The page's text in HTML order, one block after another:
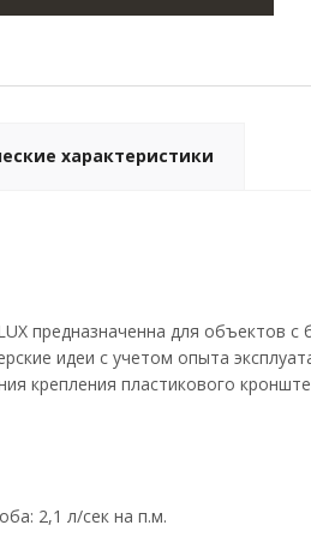
характеристики
предназначенна для объектов
идеи с учетом опыта
крепления пластикового
2,1 л/сек на п.м.